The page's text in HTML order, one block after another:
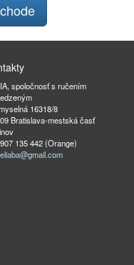
spoločnosť s ručením
16318/8
Bratislava-mestská časť
135 442 (Orange)